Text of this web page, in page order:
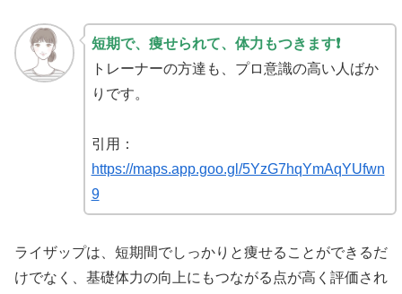
短期で、痩せられて、体力もつきます❗
トレーナーの方達も、プロ意識の高い人ばか
りです。
引用：
https://maps.app.goo.gl/5YzG7hqYmAqYUfwn
9
ライザップは、短期間でしっかりと痩せることができるだ
けでなく、基礎体力の向上にもつながる点が高く評価され